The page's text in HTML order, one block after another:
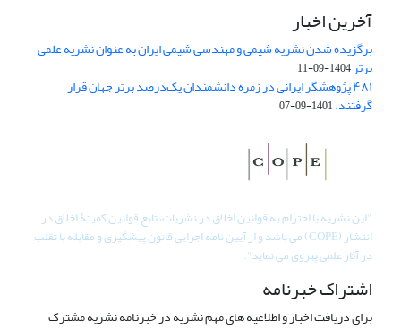
آخرین اخبار
برگزیده شدن نشریه شیمی و مهندسی شیمی ایران به عنوان نشریه علمی
برتر1404-09-11
۴۸۱ پژوهشگر ایرانی در زمره دانشمندان یک‌درصد برتر جهان قرار
گرفتند.1401-09-07
"این نشریه با احترام به قوانین اخلاق در نشریات، تابع قوانین کمیتۀ اخلاق در
انتشار (COPE) می باشد و از آیین نامه اجرایی قانون پیشگیری و مقابله با تقلب
در آثار علمی پیروی می نماید".
اشتراک خبرنامه
برای دریافت اخبار و اطلاعیه های مهم نشریه در خبرنامه نشریه مشترک